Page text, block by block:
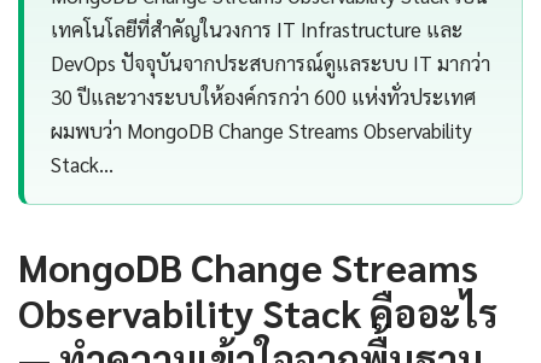
เทคโนโลยีที่สำคัญในวงการ IT Infrastructure และ
DevOps ปัจจุบันจากประสบการณ์ดูแลระบบ IT มากว่า
30 ปีและวางระบบให้องค์กรกว่า 600 แห่งทั่วประเทศ
ผมพบว่า MongoDB Change Streams Observability
Stack…
MongoDB Change Streams
Observability Stack คืออะไร